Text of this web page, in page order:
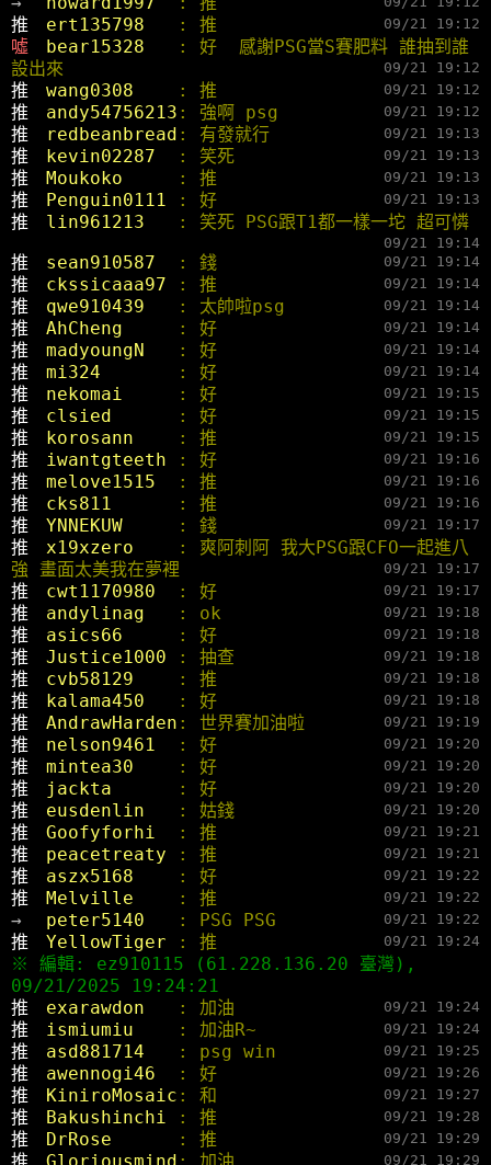
推 ert135798 : 推 09/21 19:12
噓 bear15328
: 好  感謝PSG當S賽肥料 誰抽到誰
設出來
09/21 19:12
推 wang0308 : 推 09/21 19:12
推 andy54756213 : 強啊 psg 09/21 19:12
推 redbeanbread : 有發就行 09/21 19:13
推 kevin02287 : 笑死 09/21 19:13
推 Moukoko : 推 09/21 19:13
推 Penguin0111 : 好 09/21 19:13
推 lin961213 : 笑死 PSG跟T1都一樣一坨 超可憐
09/21 19:14
推 sean910587 : 錢 09/21 19:14
推 ckssicaaa97 : 推 09/21 19:14
推 qwe910439 : 太帥啦psg 09/21 19:14
推 AhCheng : 好 09/21 19:14
推 madyoungN : 好 09/21 19:14
推 mi324 : 好 09/21 19:14
推 nekomai : 好 09/21 19:15
推 clsied : 好 09/21 19:15
推 korosann : 推 09/21 19:15
推 iwantgteeth : 好 09/21 19:16
推 melove1515 : 推 09/21 19:16
推 cks811 : 推 09/21 19:16
推 YNNEKUW : 錢 09/21 19:17
推 x19xzero
: 爽阿刺阿 我大PSG跟CFO一起進八
強 畫面太美我在夢裡
09/21 19:17
推 cwt1170980 : 好 09/21 19:17
推 andylinag : ok 09/21 19:18
推 asics66 : 好 09/21 19:18
推 Justice1000 : 抽查 09/21 19:18
推 cvb58129 : 推 09/21 19:18
推 kalama450 : 好 09/21 19:18
推 AndrawHarden : 世界賽加油啦 09/21 19:19
推 nelson9461 : 好 09/21 19:20
推 mintea30 : 好 09/21 19:20
推 jackta : 好 09/21 19:20
推 eusdenlin : 姑錢 09/21 19:20
推 Goofyforhi : 推 09/21 19:21
推 peacetreaty : 推 09/21 19:21
推 aszx5168 : 好 09/21 19:22
推 Melville : 推 09/21 19:22
→ peter5140 : PSG PSG 09/21 19:22
推 YellowTiger : 推 09/21 19:24
※ 編輯: ez910115 (61.228.136.20 臺灣),
09/21/2025 19:24:21
推
exarawdon : 加油 09/21 19:24
推 ismiumiu : 加油R~ 09/21 19:24
推 asd881714 : psg win 09/21 19:25
推 awennogi46 : 好 09/21 19:26
推 KiniroMosaic : 和 09/21 19:27
推 Bakushinchi : 推 09/21 19:28
推 DrRose : 推 09/21 19:29
09/21 19:29